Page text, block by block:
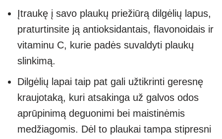
Įtraukę į savo plaukų priežiūrą dilgėlių lapus,
praturtinsite ją antioksidantais, flavonoidais ir
vitaminu C, kurie padės suvaldyti plaukų
slinkimą.
Dilgėlių lapai taip pat gali užtikrinti geresnę
kraujotaką, kuri atsakinga už galvos odos
aprūpinimą deguonimi bei maistinėmis
medžiagomis. Dėl to plaukai tampa stipresni